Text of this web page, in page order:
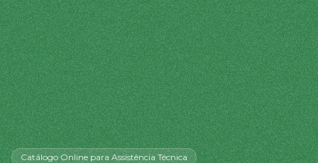
Catálogo Onlinepara Assistência Técnica